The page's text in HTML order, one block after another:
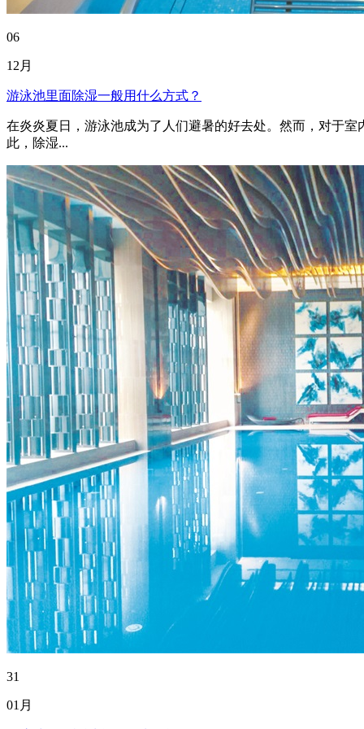
06
12月
游泳池里面除湿一般用什么方式？
在炎炎夏日，游泳池成为了人们避暑的好去处。然而，对于
此，除湿...
31
01月